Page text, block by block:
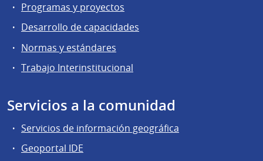
Programas y proyectos
Desarrollo de capacidades
Normas y estándares
Trabajo Interinstitucional
Servicios a la comunidad
Servicios de información geográfica
Geoportal IDE